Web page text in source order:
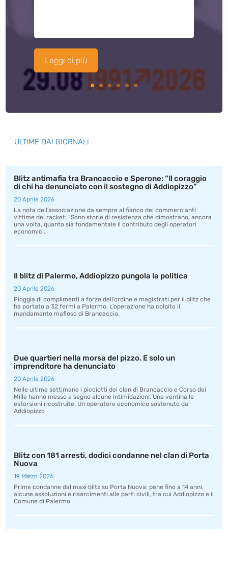
Leggi di più
ULTIME DAI GIORNALI
Blitz antimafia tra Brancaccio e Sperone: “Il coraggio
di chi ha denunciato con il sostegno di Addiopizzo”
20 Aprile 2026
La nota dell’associazione da sempre al fianco dei commercianti
vittime del racket: “Sono storie di resistenza che dimostrano, ancora
una volta, quanto sia fondamentale il contributo degli operatori
economici.
Il blitz di Palermo, Addiopizzo pungola la politica
20 Aprile 2026
Pioggia di complimenti a forze dell’ordine e magistrati per il blitz che
ha portato a 32 fermi a Palermo. L’operazione ha colpito il
mandamento mafioso di Brancaccio.
Due quartieri nella morsa del pizzo. E solo un
imprenditore ha denunciato
20 Aprile 2026
Nelle ultime settimane i picciotti dei clan di Brancaccio e Corso dei
Mille hanno messo a segno alcune intimidazioni. Una ventina le
estorsioni ricostruite. Un operatore economico sostenuto da
Addiopizzo
Blitz con 181 arresti, dodici condanne nel clan di Porta
Nuova
19 Marzo 2026
Prime condanne dal maxi blitz su Porta Nuova: pene fino a 14 anni,
alcune assoluzioni e risarcimenti alle parti civili, tra cui Addiopizzo e il
Comune di Palermo